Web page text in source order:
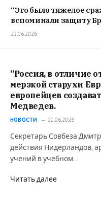
“Это было тяжелое
вспоминали защиту
крепости немецкие
22.06.2026
“Россия, в отличие
мерзкой старухи
европейцев
Медведев.
НОВОСТИ 20.06.2026
Секретарь Совбеза
действия Нидерландов,
учений в учебном…
Читать далее